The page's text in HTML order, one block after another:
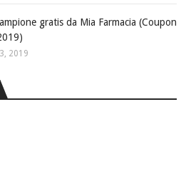
gratis da Mia Farmacia (Coupon
2019